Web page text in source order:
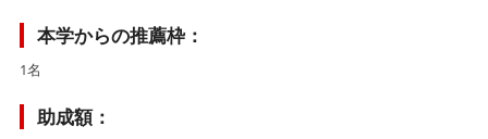
本学からの推薦枠：
1名
助成額：